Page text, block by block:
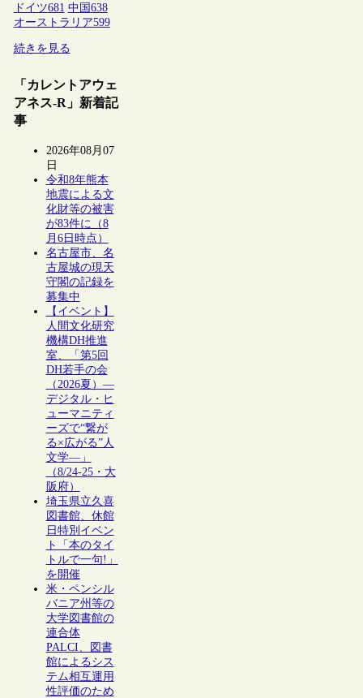
ドイツ681 中国 638
オーストラリア599
続きを見る
「カレントアウェ
アネス-R」新着記
事
2026年08月07
日
令和8年熊本
地震による文
化財等の被害
が83件に（8
月6日時点）
名古屋市、名
古屋城の現天
守閣の記録を
募集中
【イベント】
人間文化研究
機構DH推進
室、「第5回
DH若手の会
（2026夏）―
デジタル・ヒ
ューマニティ
ーズで“繋が
る×広がる”人
文学―」
（8/24-25・大
阪府）
埼玉県立久喜
図書館、休館
日特別イベン
ト「本のタイ
トルで一句!」
を開催
米・ペンシル
バニア州等の
大学図書館の
連合体
PALCI、図書
館によるシス
テム相互運用
性評価のため